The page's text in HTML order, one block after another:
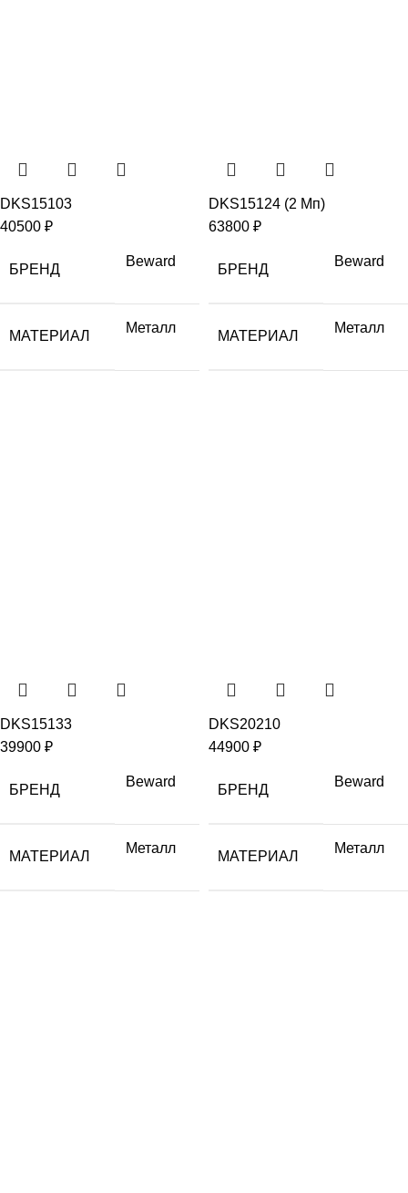
DKS15103
40500 ₽
БРЕНД
Beward
МАТЕРИАЛ
Металл
DKS15124 (2 Мп)
63800 ₽
БРЕНД
Beward
МАТЕРИАЛ
Металл
DKS15133
39900 ₽
БРЕНД
Beward
МАТЕРИАЛ
Металл
DKS20210
44900 ₽
БРЕНД
Beward
МАТЕРИАЛ
Металл